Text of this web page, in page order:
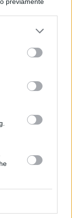
algún
de
se aplicarán
sitio web o